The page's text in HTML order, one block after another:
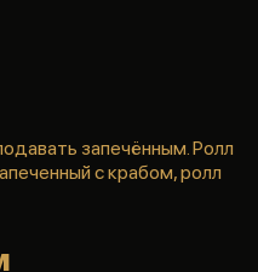
запечённым. Ролл
с крабом, ролл